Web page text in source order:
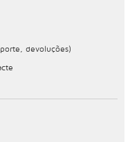
devoluções)